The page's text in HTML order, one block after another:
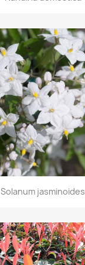
Solanum jasminoides